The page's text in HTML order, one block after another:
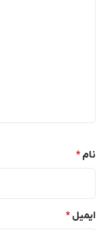
نام *
ایمیل *